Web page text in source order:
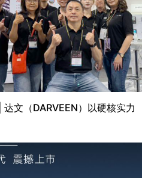
文（DARVEEN）以硬核实力